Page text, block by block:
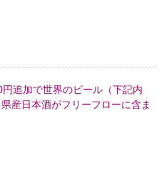
追加で世界のビール（下記内
産日本酒がフリーフローに含ま